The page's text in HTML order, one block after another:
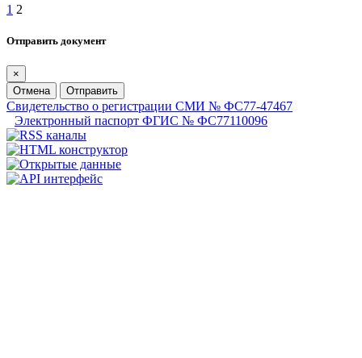
1 2
Отправить документ
×
Отмена
Отправить
Свидетельство о регистрации СМИ № ФС77-47467
Электронный паспорт ФГИС № ФС77110096